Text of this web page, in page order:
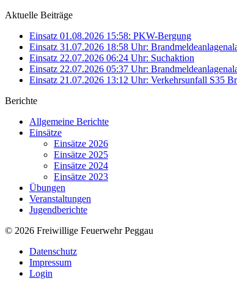
Aktuelle Beiträge
Einsatz 01.08.2026 15:58: PKW-Bergung
Einsatz 31.07.2026 18:58 Uhr:
Einsatz 22.07.2026 06:24 Uhr: Suchaktion
Einsatz 22.07.2026 05:37 Uhr:
Einsatz 21.07.2026 13:12 Uhr: Verkehrsunfall S35
Berichte
Allgemeine Berichte
Einsätze
Einsätze 2026
Einsätze 2025
Einsätze 2024
Einsätze 2023
Übungen
Veranstaltungen
Jugendberichte
© 2026 Freiwillige Feuerwehr Peggau
Datenschutz
Impressum
Login